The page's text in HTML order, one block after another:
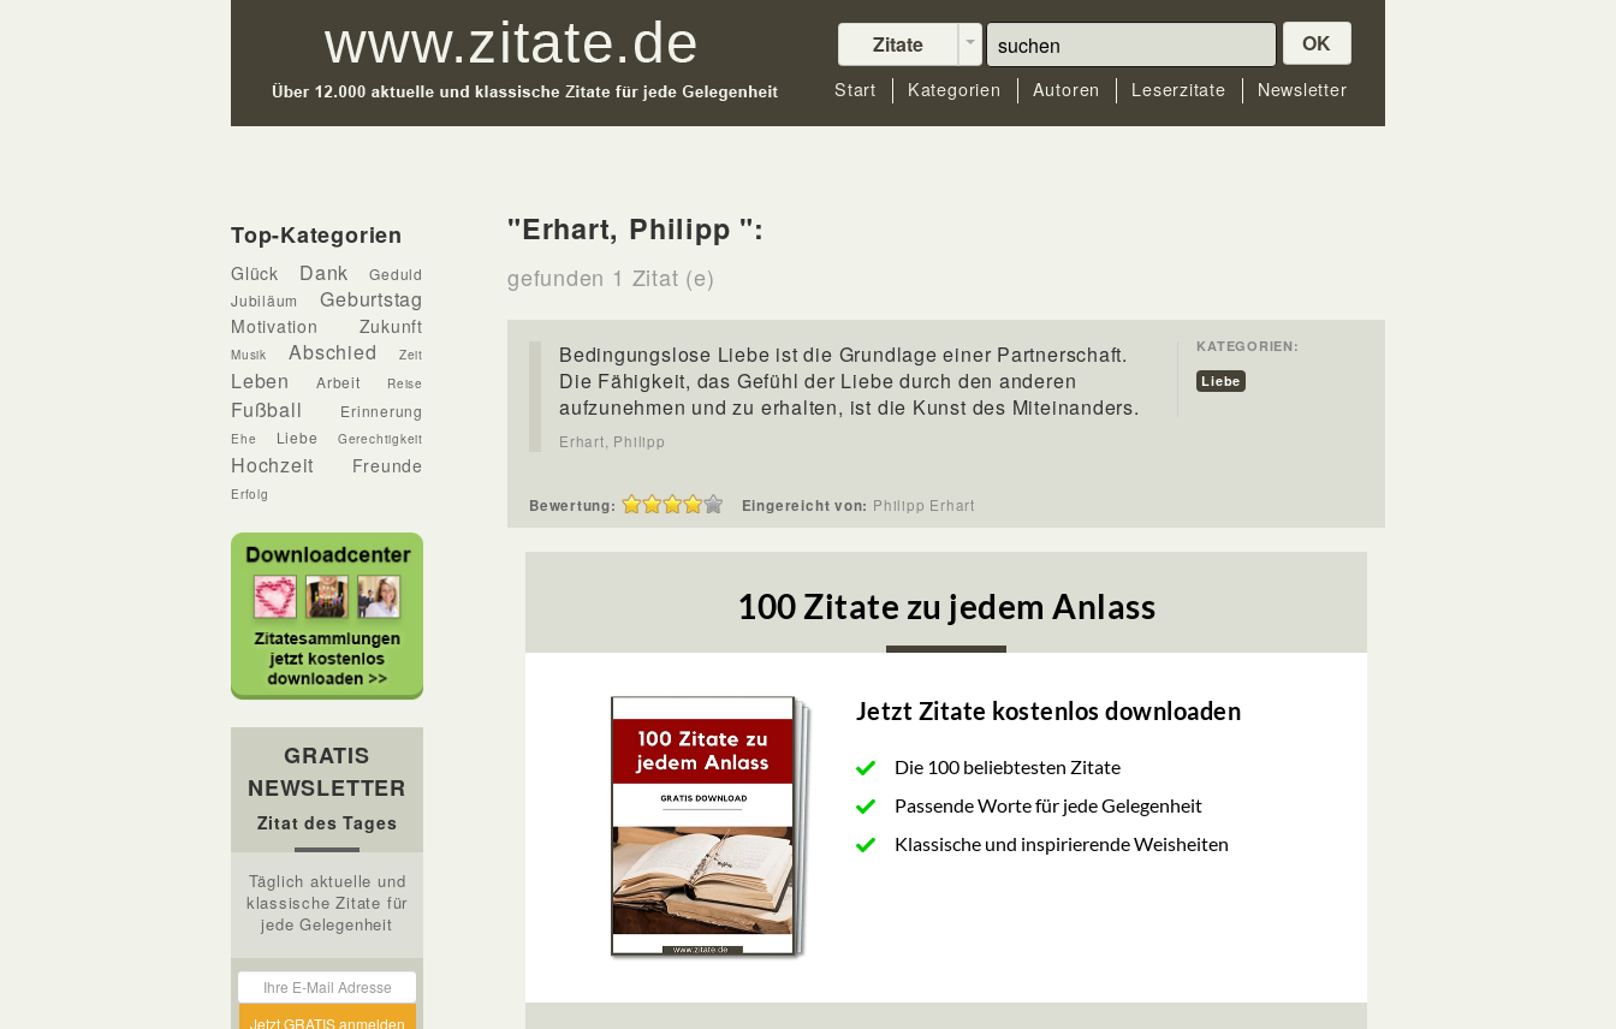
Zitate OK
Start Kategorien Autoren Leserzitate Newsletter
Top-Kategorien
Glück Dank
Geduld
Jubiläum
Geburtstag
Motivation Zukunft
Musik Abschied Zeit
Leben Arbeit Reise
Fußball Erinnerung
Ehe Liebe Gerechtigkeit
Hochzeit Freunde
Erfolg
GRATIS
NEWSLETTER
Zitat des Tages
Täglich aktuelle und
klassische Zitate für
jede Gelegenheit
"Erhart, Philipp ":
gefunden 1 Zitat (e)
Bedingungslose Liebe ist die Grundlage einer Partnerschaft.
Die Fähigkeit, das Gefühl der Liebe durch den anderen
aufzunehmen und zu erhalten, ist die Kunst des Miteinanders.
Erhart, Philipp
KATEGORIEN:
Liebe
Bewertung: Eingereicht von: Philipp Erhart